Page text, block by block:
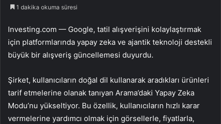
1 dakika okuma süresi
Investing.com — Google, tatil alışverişini kolaylaştırmak
için platformlarında yapay zeka ve ajantik teknoloji destekli
büyük bir alışveriş güncellemesi duyurdu.
Şirket, kullanıcıların doğal dil kullanarak aradıkları ürünleri
tarif etmelerine olanak tanıyan Arama’daki Yapay Zeka
Modu’nu yükseltiyor. Bu özellik, kullanıcıların hızlı karar
vermelerine yardımcı olmak için görsellerle, fiyatlarla,